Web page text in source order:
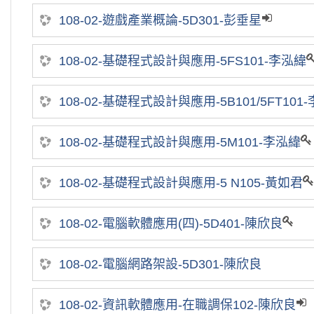
108-02-遊戲產業概論-5D301-彭垂星
108-02-基礎程式設計與應用-5FS101-李泓緯
108-02-基礎程式設計與應用-5B101/5FT101-
108-02-基礎程式設計與應用-5M101-李泓緯
108-02-基礎程式設計與應用-5 N105-黃如君
108-02-電腦軟體應用(四)-5D401-陳欣良
108-02-電腦網路架設-5D301-陳欣良
108-02-資訊軟體應用-在職調保102-陳欣良